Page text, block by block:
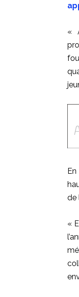
«
En
de
«